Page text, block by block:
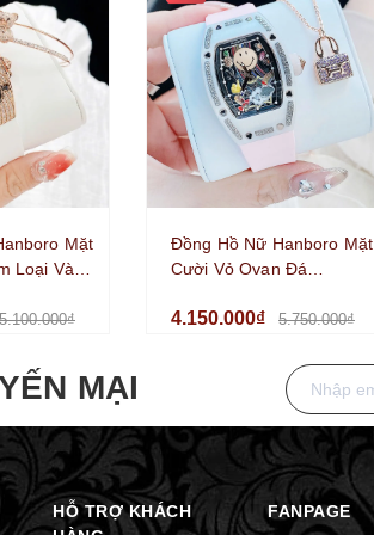
Mặt
Loại Vàng
36mm
5.100.000₫
Đồng Hồ Nữ Hanboro Mặt
Cười Vỏ Ovan Đá
Dây Cao Su Hồng Size
4.150.000₫ 5.750.000₫
MẠI
HỖ TRỢ KHÁCH
FANPAGE